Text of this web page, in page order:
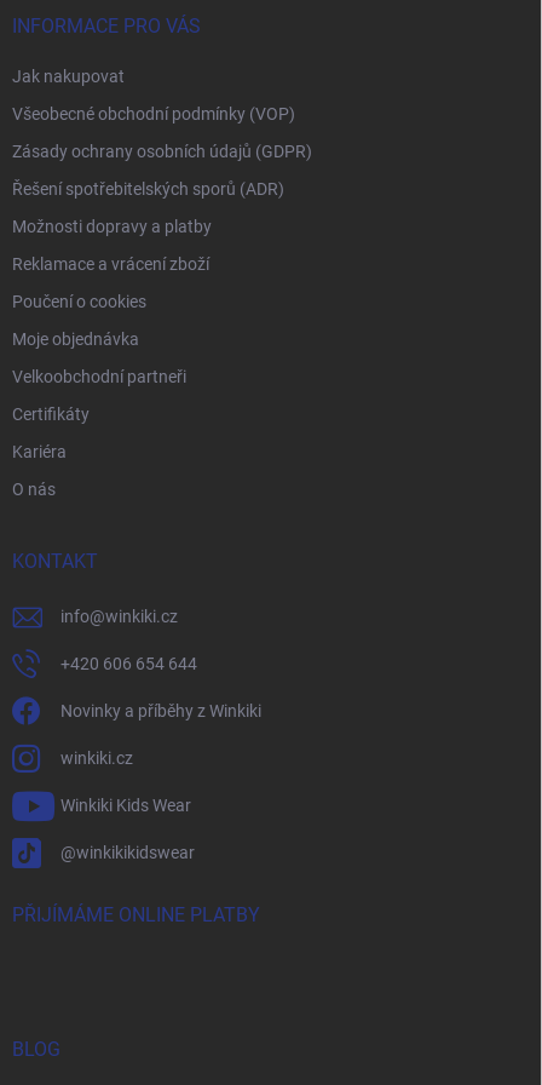
INFORMACE PRO VÁS
Jak nakupovat
Všeobecné obchodní podmínky (VOP)
Zásady ochrany osobních údajů (GDPR)
Řešení spotřebitelských sporů (ADR)
Možnosti dopravy a platby
Reklamace a vrácení zboží
Poučení o cookies
Moje objednávka
Velkoobchodní partneři
Certifikáty
Kariéra
O nás
KONTAKT
info@winkiki.cz
+420 606 654 644
Novinky a příběhy z Winkiki
winkiki.cz
Winkiki Kids Wear
@winkikikidswear
PŘIJÍMÁME ONLINE PLATBY
BLOG